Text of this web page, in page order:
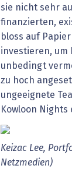
sie nicht sehr
finanzierten,
bloss auf
investieren, um
unbedingt
zu hoch
ungeeignete
Kowloon
Keizac Lee,
Netzmedien)